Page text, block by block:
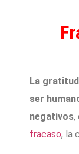
La
ser
negativos,
fracaso, la